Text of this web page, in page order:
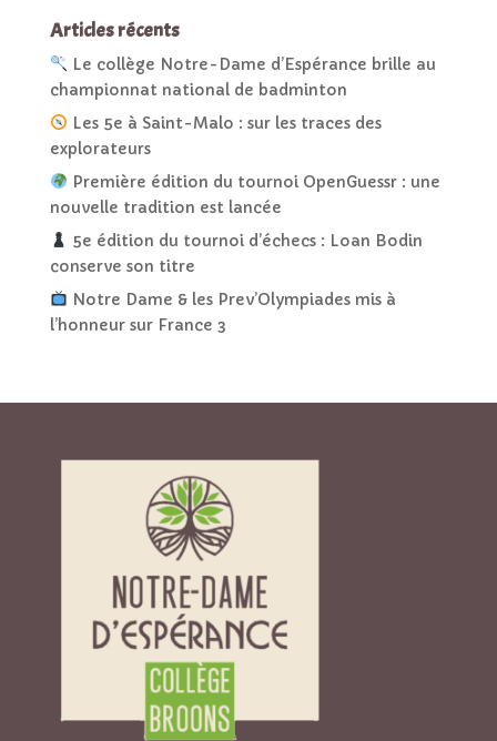
Articles récents
Le collège Notre-Dame d’Espérance brille au
championnat national de badminton
Les 5e à Saint-Malo : sur les traces des
explorateurs
Première édition du tournoi OpenGuessr : une
nouvelle tradition est lancée
5e édition du tournoi d’échecs : Loan Bodin
conserve son titre
Notre Dame & les Prev’Olympiades mis à
l’honneur sur France 3